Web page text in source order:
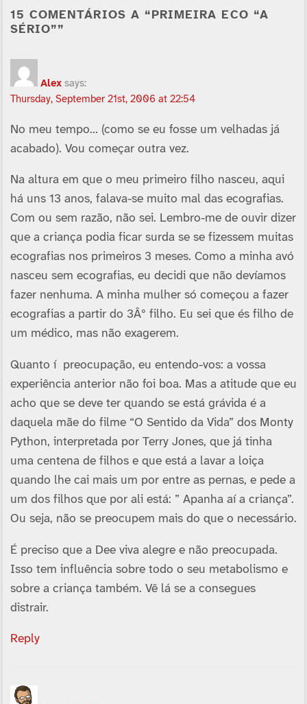
15 COMENTÁRIOS A “PRIMEIRA ECO “A
SÉRIO””
Alex says:
Thursday, September 21st, 2006 at 22:54
No meu tempo… (como se eu fosse um velhadas já
acabado). Vou começar outra vez.
Na altura em que o meu primeiro filho nasceu, aqui
há uns 13 anos, falava-se muito mal das ecografias.
Com ou sem razão, não sei. Lembro-me de ouvir dizer
que a criança podia ficar surda se se fizessem muitas
ecografias nos primeiros 3 meses. Como a minha avó
nasceu sem ecografias, eu decidi que não deví­amos
fazer nenhuma. A minha mulher só começou a fazer
ecografias a partir do 3Âº filho. Eu sei que és filho de
um médico, mas não exagerem.
Quanto í preocupação, eu entendo-vos: a vossa
experiência anterior não foi boa. Mas a atitude que eu
acho que se deve ter quando se está grávida é a
daquela mãe do filme “O Sentido da Vida” dos Monty
Python, interpretada por Terry Jones, que já tinha
uma centena de filhos e que está a lavar a loiça
quando lhe cai mais um por entre as pernas, e pede a
um dos filhos que por ali está: ” Apanha aí­ a criança”.
Ou seja, não se preocupem mais do que o necessário.
É preciso que a Dee viva alegre e não preocupada.
Isso tem influência sobre todo o seu metabolismo e
sobre a criança também. Vê lá se a consegues
distrair.
Reply